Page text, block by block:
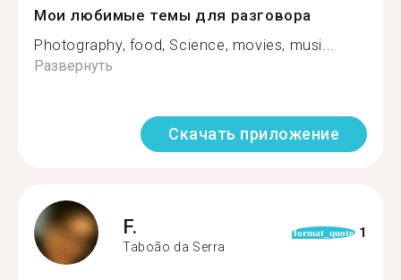
Мои любимые темы для разговора
Photography, food, Science, movies, musi...
Развернуть
Скачать приложение
F.
Taboão da Serra
format_quote 1